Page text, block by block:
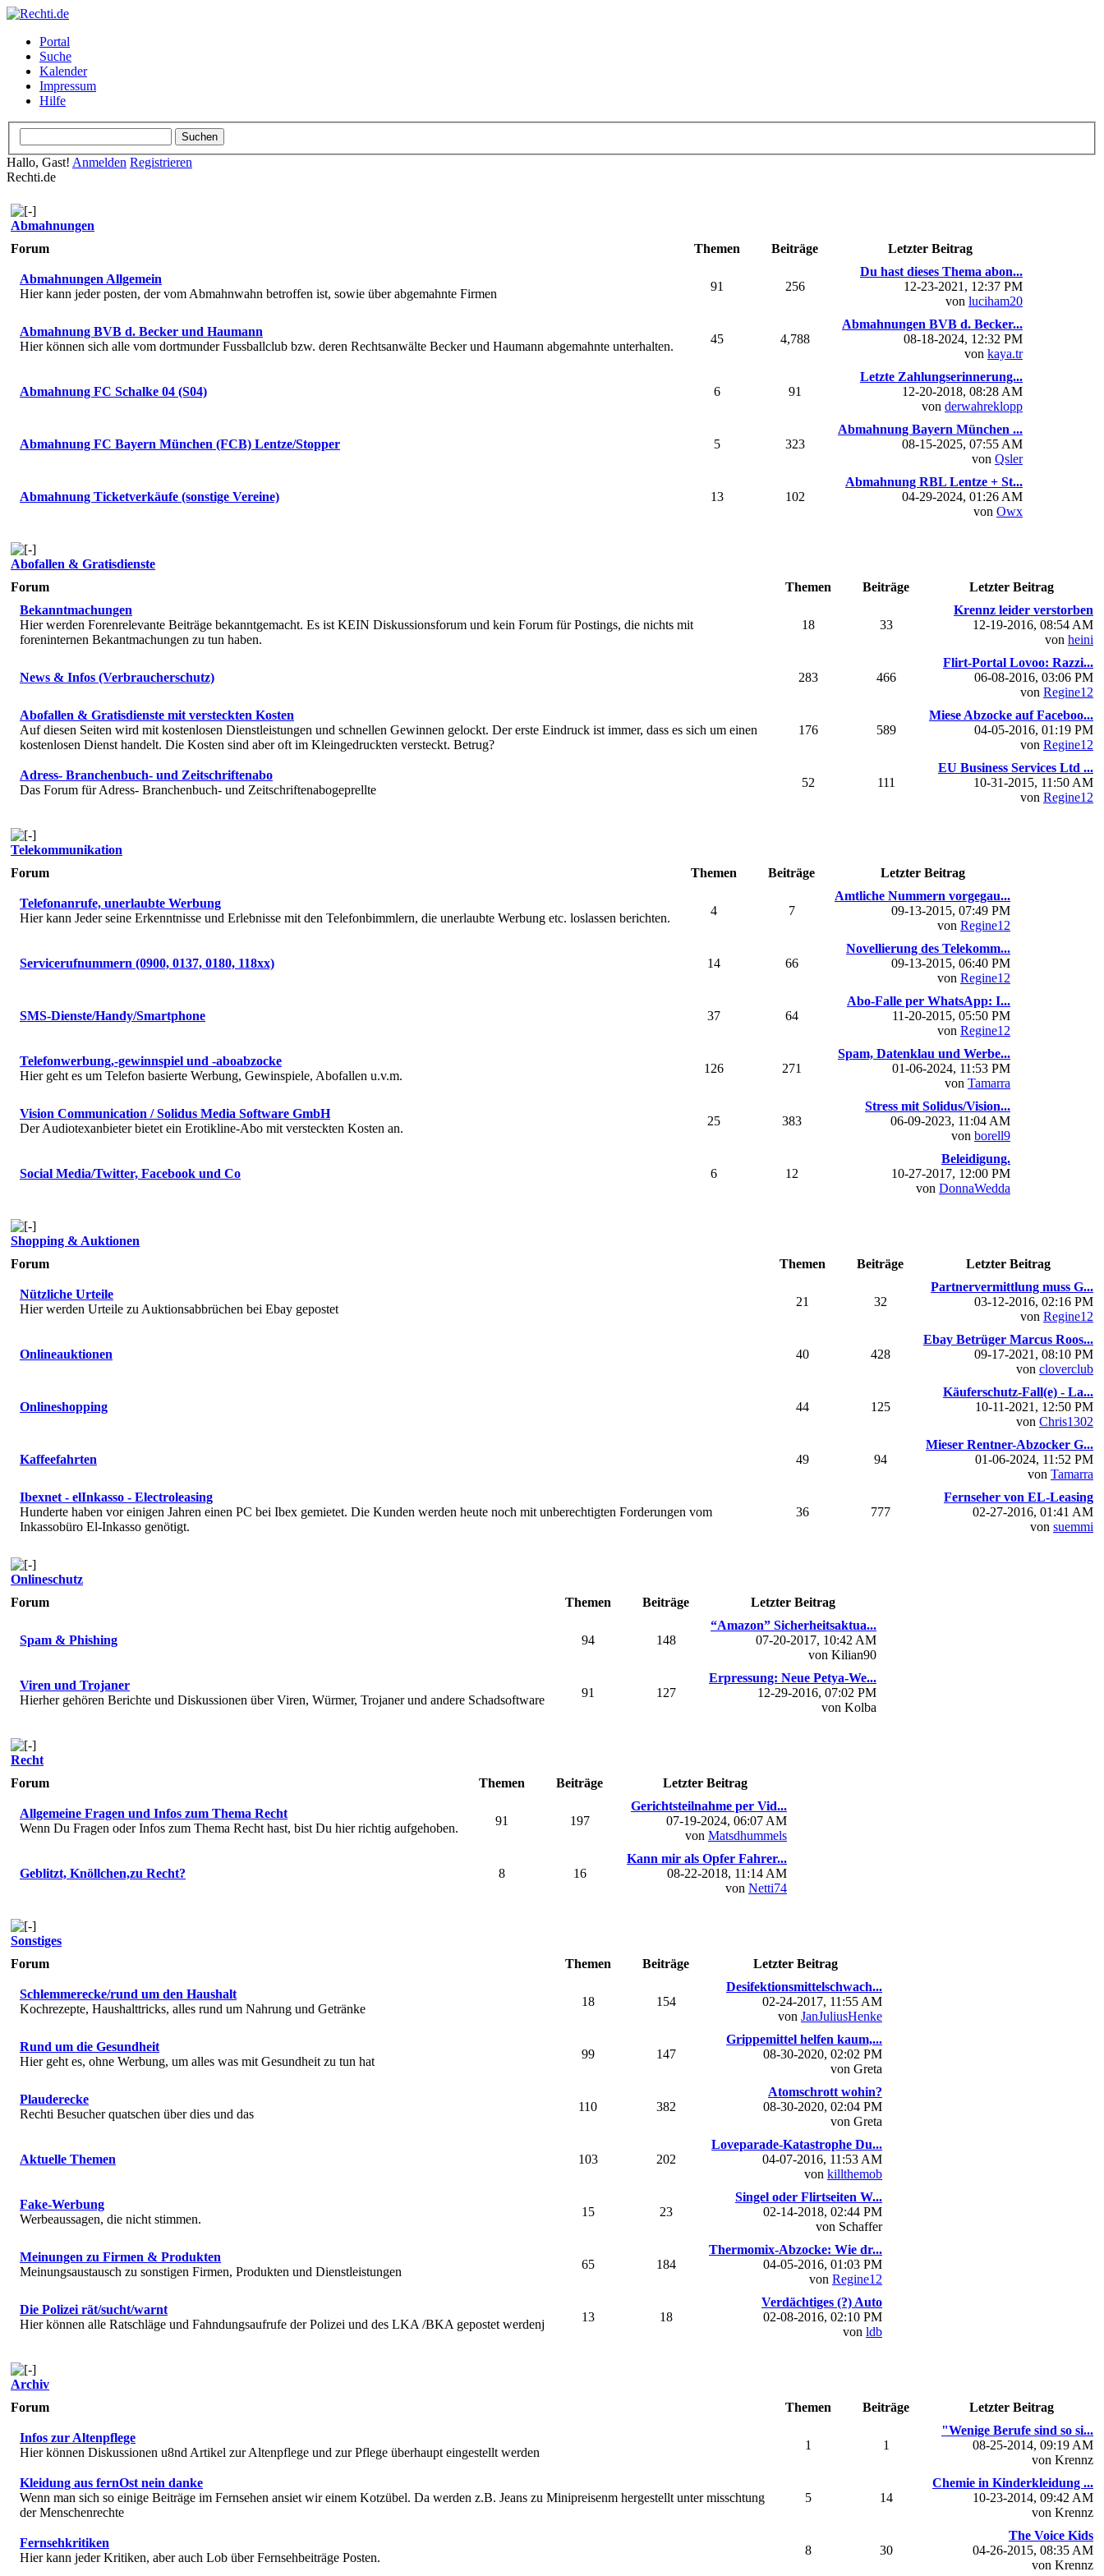
Portal
Suche
Kalender
Impressum
Hilfe
Hallo, Gast! Anmelden Registrieren
Rechti.de
Abmahnungen
Forum
Themen Beiträge Letzter Beitrag
Abmahnungen Allgemein
Hier kann jeder posten, der vom Abmahnwahn betroffen ist, sowie über abgemahnte Firmen
91 256
Du hast dieses Thema abon...
12-23-2021, 12:37 PM
von luciham20
Abmahnung BVB d. Becker und Haumann
Hier können sich alle vom dortmunder Fussballclub bzw. deren Rechtsanwälte Becker und Haumann abgemahnte unterhalten.
45 4,788
Abmahnungen BVB d. Becker...
08-18-2024, 12:32 PM
von kaya.tr
Abmahnung FC Schalke 04 (S04) 6 91
Letzte Zahlungserinnerung...
12-20-2018, 08:28 AM
von derwahreklopp
Abmahnung FC Bayern München (FCB) Lentze/Stopper 5 323
Abmahnung Bayern München ...
08-15-2025, 07:55 AM
von Qsler
Abmahnung Ticketverkäufe (sonstige Vereine) 13 102
Abmahnung RBL Lentze + St...
04-29-2024, 01:26 AM
von Owx
Abofallen & Gratisdienste
Forum
Themen Beiträge
Letzter Beitrag
Bekanntmachungen
Hier werden Forenrelevante Beiträge bekanntgemacht. Es ist KEIN Diskussionsforum und kein Forum für Postings, die nichts mit
foreninternen Bekantmachungen zu tun haben.
18 33
Krennz leider verstorben
12-19-2016, 08:54 AM
von heini
News & Infos (Verbraucherschutz) 283 466
Flirt-Portal Lovoo: Razzi...
06-08-2016, 03:06 PM
von Regine12
Abofallen & Gratisdienste mit versteckten Kosten
Auf diesen Seiten wird mit kostenlosen Dienstleistungen und schnellen Gewinnen gelockt. Der erste Eindruck ist immer, dass es sich um einen
kostenlosen Dienst handelt. Die Kosten sind aber oft im Kleingedruckten versteckt. Betrug?
176 589
Miese Abzocke auf Faceboo...
04-05-2016, 01:19 PM
von Regine12
Adress- Branchenbuch- und Zeitschriftenabo
Das Forum für Adress- Branchenbuch- und Zeitschriftenabogeprellte
52 111
EU Business Services Ltd ...
10-31-2015, 11:50 AM
von Regine12
Telekommunikation
Forum
Themen Beiträge Letzter Beitrag
Telefonanrufe, unerlaubte Werbung
Hier kann Jeder seine Erkenntnisse und Erlebnisse mit den Telefonbimmlern, die unerlaubte Werbung etc. loslassen berichten.
4 7
Amtliche Nummern vorgegau...
09-13-2015, 07:49 PM
von Regine12
Servicerufnummern (0900, 0137, 0180, 118xx) 14 66
Novellierung des Telekomm...
09-13-2015, 06:40 PM
von Regine12
SMS-Dienste/Handy/Smartphone 37 64
Abo-Falle per WhatsApp: I...
11-20-2015, 05:50 PM
von Regine12
Telefonwerbung,-gewinnspiel und -aboabzocke
Hier geht es um Telefon basierte Werbung, Gewinspiele, Abofallen u.v.m.
126 271
Spam, Datenklau und Werbe...
01-06-2024, 11:53 PM
von Tamarra
Vision Communication / Solidus Media Software GmbH
Der Audiotexanbieter bietet ein Erotikline-Abo mit versteckten Kosten an.
25 383
Stress mit Solidus/Vision...
06-09-2023, 11:04 AM
von borell9
Social Media/Twitter, Facebook und Co 6 12
Beleidigung.
10-27-2017, 12:00 PM
von DonnaWedda
Shopping & Auktionen
Forum
Themen Beiträge Letzter Beitrag
Nützliche Urteile
Hier werden Urteile zu Auktionsabbrüchen bei Ebay gepostet
21 32
Partnervermittlung muss G...
03-12-2016, 02:16 PM
von Regine12
Onlineauktionen 40 428
Ebay Betrüger Marcus Roos...
09-17-2021, 08:10 PM
von cloverclub
Onlineshopping 44 125
Käuferschutz-Fall(e) - La...
10-11-2021, 12:50 PM
von Chris1302
Kaffeefahrten 49 94
Mieser Rentner-Abzocker G...
01-06-2024, 11:52 PM
von Tamarra
Ibexnet - elInkasso - Electroleasing
Hunderte haben vor einigen Jahren einen PC bei Ibex gemietet. Die Kunden werden heute noch mit unberechtigten Forderungen vom
Inkassobüro El-Inkasso genötigt.
36 777
Fernseher von EL-Leasing
02-27-2016, 01:41 AM
von suemmi
Onlineschutz
Forum
Themen Beiträge Letzter Beitrag
Spam & Phishing 94 148
“Amazon” Sicherheitsaktua...
07-20-2017, 10:42 AM
von Kilian90
Viren und Trojaner
Hierher gehören Berichte und Diskussionen über Viren, Würmer, Trojaner und andere Schadsoftware
91 127
Erpressung: Neue Petya-We...
12-29-2016, 07:02 PM
von Kolba
Recht
Forum
Themen Beiträge Letzter Beitrag
Allgemeine Fragen und Infos zum Thema Recht
Wenn Du Fragen oder Infos zum Thema Recht hast, bist Du hier richtig aufgehoben.
91 197
Gerichtsteilnahme per Vid...
07-19-2024, 06:07 AM
von Matsdhummels
Geblitzt, Knöllchen,zu Recht? 8 16
Kann mir als Opfer Fahrer...
08-22-2018, 11:14 AM
von Netti74
Sonstiges
Forum
Themen Beiträge Letzter Beitrag
Schlemmerecke/rund um den Haushalt
Kochrezepte, Haushalttricks, alles rund um Nahrung und Getränke
18 154
Desifektionsmittelschwach...
02-24-2017, 11:55 AM
von JanJuliusHenke
Rund um die Gesundheit
Hier geht es, ohne Werbung, um alles was mit Gesundheit zu tun hat
99 147
Grippemittel helfen kaum,...
08-30-2020, 02:02 PM
von Greta
Plauderecke
Rechti Besucher quatschen über dies und das
110 382
Atomschrott wohin?
08-30-2020, 02:04 PM
von Greta
Aktuelle Themen 103 202
Loveparade-Katastrophe Du...
04-07-2016, 11:53 AM
von killthemob
Fake-Werbung
Werbeaussagen, die nicht stimmen.
15 23
Singel oder Flirtseiten W...
02-14-2018, 02:44 PM
von Schaffer
Meinungen zu Firmen & Produkten
Meinungsaustausch zu sonstigen Firmen, Produkten und Dienstleistungen
65 184
Thermomix-Abzocke: Wie dr...
04-05-2016, 01:03 PM
von Regine12
Die Polizei rät/sucht/warnt
Hier können alle Ratschläge und Fahndungsaufrufe der Polizei und des LKA /BKA gepostet werdenj
13 18
Verdächtiges (?) Auto
02-08-2016, 02:10 PM
von ldb
Archiv
Forum
Themen Beiträge Letzter Beitrag
Infos zur Altenpflege
Hier können Diskussionen u8nd Artikel zur Altenpflege und zur Pflege überhaupt eingestellt werden
1 1
"Wenige Berufe sind so si...
08-25-2014, 09:19 AM
von Krennz
Kleidung aus fernOst nein danke
Wenn man sich so einige Beiträge im Fernsehen ansiet wir einem Kotzübel. Da werden z.B. Jeans zu Minipreisenm hergestellt unter misschtung
der Menschenrechte
5 14
Chemie in Kinderkleidung ...
10-23-2014, 09:42 AM
von Krennz
Fernsehkritiken
Hier kann jeder Kritiken, aber auch Lob über Fernsehbeiträge Posten.
8 30
The Voice Kids
04-26-2015, 08:35 AM
von Krennz